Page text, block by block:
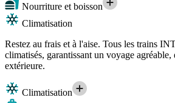
Nourriture et boisson
Climatisation
Restez au frais et à l'aise. Tous les trains
climatisés, garantissant un voyage
extérieure.
Climatisation